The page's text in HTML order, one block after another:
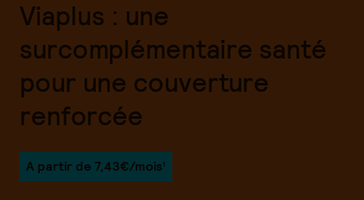
Viaplus : une
surcomplémentaire santé
pour une couverture
renforcée
A partir de 7,43€/mois¹